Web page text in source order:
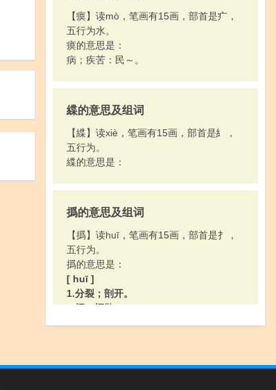
【瘼】读mò，笔画有15画，部首是疒，
五行为水。
瘼的意思是：
病；疾苦：民～。
緤的意思及组词
【緤】读xiè，笔画有15画，部首是糹，
五行为。
緤的意思是：
撝的意思及组词
【撝】读huī，笔画有15画，部首是扌，
五行为。
撝的意思是：
[ huī ]
1.分裂；剖开。
2.挥；挥散。
6.谦抑。